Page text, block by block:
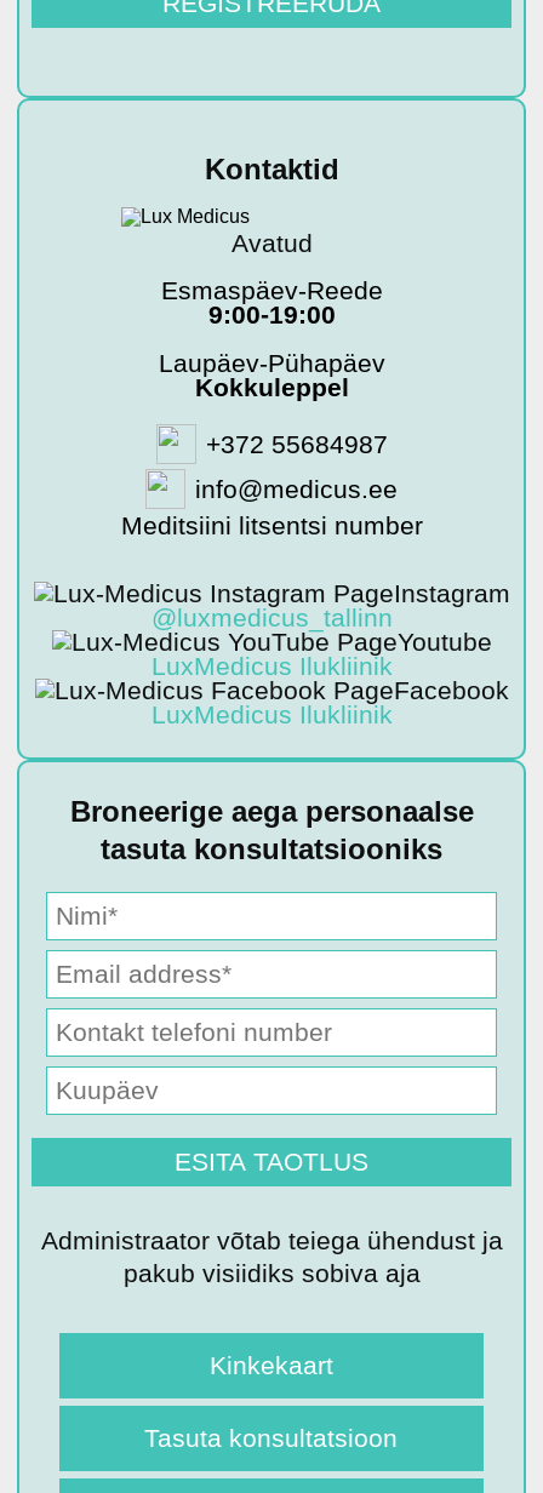
Kontaktid
Avatud
Esmaspäev-Reede
9:00-19:00
Laupäev-Pühapäev
Kokkuleppel
+372 55684987
info@medicus.ee
Meditsiini litsentsi number
Instagram
@luxmedicus_tallinn
Youtube
LuxMedicus Ilukliinik
Facebook
LuxMedicus Ilukliinik
Broneerige aega personaalse
tasuta konsultatsiooniks
Administraator võtab teiega ühendust ja
pakub visiidiks sobiva aja
Kinkekaart
Tasuta konsultatsioon